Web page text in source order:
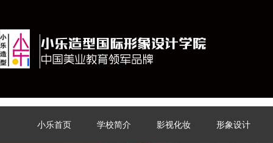
小乐首页 学校简介 影视化妆 形象设计